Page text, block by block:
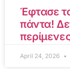
Έφτασε
πάντα!
April 24, 2026